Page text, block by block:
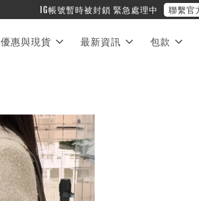
❤︎ 全館滿兩萬享免運
優惠與現貨 最新資訊 包款